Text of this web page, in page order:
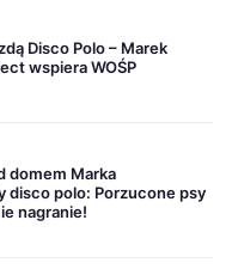
Disco Polo – Marek
wspiera WOŚP
domem Marka
disco polo: Porzucone psy
nagranie!